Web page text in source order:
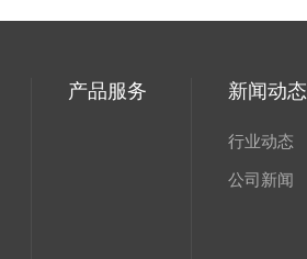
产品服务 新闻动态
行业动态
公司新闻